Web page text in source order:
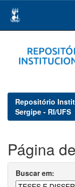
navigation
Repositório
Sergipe - RI/UFS
Página
Buscar em: